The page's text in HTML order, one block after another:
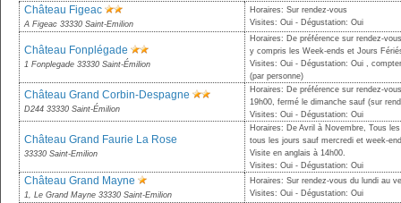
Château Figeac
A Figeac 33330 Saint-Emilion
Horaires: Sur rendez-vous
Visites: Oui - Dégustation: Oui
Château Fonplégade
1 Fonplegade 33330 Saint-Émilion
Horaires: De préférence sur rendez-
y compris les Week-ends et Jours
Visites: Oui - Dégustation: Oui ,
(par personne)
Château Grand Corbin-Despagne
D244 33330 Saint-Émilion
Horaires: De préférence sur rendez-
19h00, fermé le dimanche sauf (sur
Visites: Oui - Dégustation: Oui
Château Grand Faurie La Rose
33330 Saint-Emilion
Horaires: De Avril à Novembre, Tous
tous les jours sauf mercredi et week-
Visite en anglais à 14h00.
Visites: Oui - Dégustation: Oui
Château Grand Mayne
1, Le Grand Mayne 33330 Saint-Emilion
Horaires: Sur rendez-vous du lundi au
Visites: Oui - Dégustation: Oui